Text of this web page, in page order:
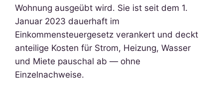
Wohnung ausgeübt wird. Sie ist seit dem 1.
Januar 2023 dauerhaft im
Einkommensteuergesetz verankert und deckt
anteilige Kosten für Strom, Heizung, Wasser
und Miete pauschal ab — ohne
Einzelnachweise.